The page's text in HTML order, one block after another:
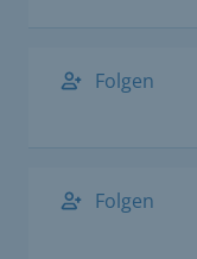
Folgen
Folgen